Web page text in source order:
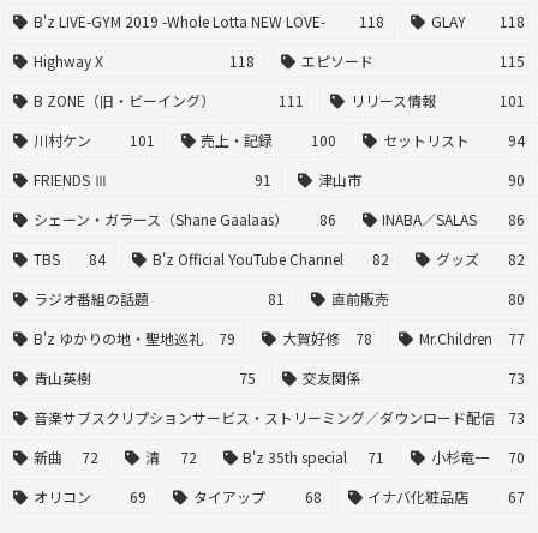
B'z LIVE-GYM 2019 -Whole Lotta NEW LOVE-
118 GLAY
118
Highway X
118 エピソード
115
B ZONE（旧・ビーイング）
111 リリース情報
101
川村ケン
101 売上・記録 100 セットリスト
94
FRIENDS Ⅲ
91 津山市
90
シェーン・ガラース（Shane Gaalaas）
86 INABA／SALAS
86
TBS
84 B'z Official YouTube Channel 82 グッズ
82
ラジオ番組の話題
81 直前販売
80
B'z ゆかりの地・聖地巡礼
79 大賀好修 78 Mr.Children
77
青山英樹
75 交友関係
73
音楽サブスクリプションサービス・ストリーミング／ダウンロード配信
73
新曲
72 清 72 B'z 35th special 71 小杉竜一
70
オリコン
69 タイアップ 68 イナバ化粧品店 67